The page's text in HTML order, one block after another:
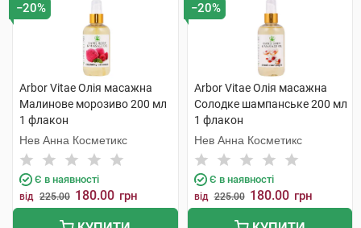
−20%
Arbor Vitae Олія масажна
Малинове морозиво 200 мл
1 флакон
Нев Анна Косметикс
Є в наявності
від 225.00 180.00 грн
−20%
Arbor Vitae Олія масажна
Солодке шампанське 200 мл
1 флакон
Нев Анна Косметикс
Є в наявності
від 225.00 180.00 грн